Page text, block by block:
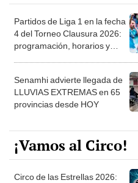
Partidos de Liga 1 en la fecha
4 del Torneo Clausura 2026:
programación, horarios y
Senamhi advierte llegada de
LLUVIAS EXTREMAS en 65
provincias desde HOY
¡Vamos al Circo!
Circo de las Estrellas 2026: